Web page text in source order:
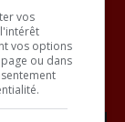
vos
vos options
ou dans